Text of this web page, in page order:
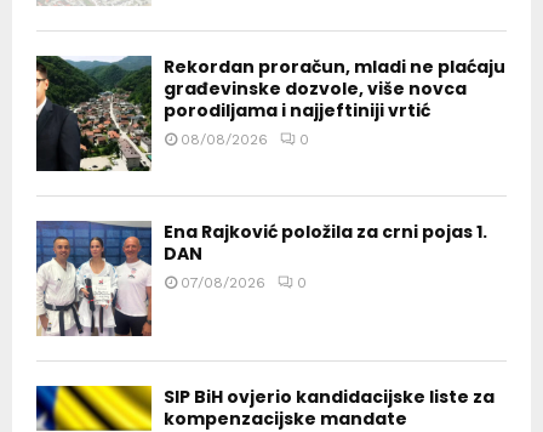
Rekordan proračun, mladi ne plaćaju
građevinske dozvole, više novca
porodiljama i najjeftiniji vrtić
08/08/2026 0
Ena Rajković položila za crni pojas 1.
DAN
07/08/2026 0
SIP BiH ovjerio kandidacijske liste za
kompenzacijske mandate